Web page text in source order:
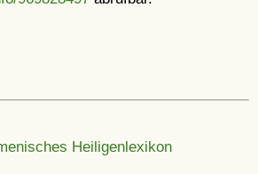
Heiligenlexikon